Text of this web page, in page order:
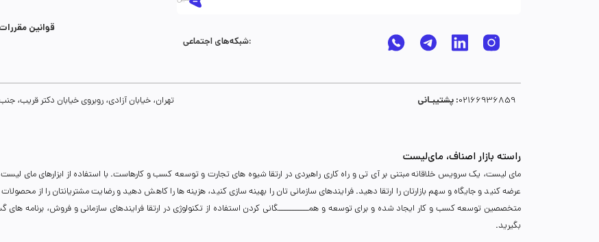
قوانین
شبکه‌های اجتماعی:
تهران، خیابان آزادی، روبروی خیابان دکتر قریب، جنب بانک رفاه، پلاک 134، طبقه پشتیبـانی :02166936859
راسته بازار اصناف، مای‌لیست
مای لیست، یک سرویس خلاقانه مبتنی بر آی تی و راه کاری راهبردی در ارتقا شیوه های تجارت و توسعه کسب و کارهاست. با استفاده از ابزارهای مای
عرضه کنید و جایگاه و سهم بازارتان را ارتقا دهید. فرایندهای سازمانی تان را بهینه سازی کنید، هزینه ها را کاهش دهید و رضایت مشتریانتان را از
متخصصین توسعه کسب و کار ایجاد شده و برای توسعه و همـــــــــــگانی کردن استفاده از تکنولوژی در ارتقا فرایندهای سازمانی و فروش، برنامه های
بگیرید.